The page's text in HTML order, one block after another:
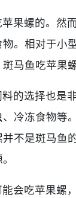
果螺的。然
。相对于小
马鱼吃苹果
的选择也是
冷冻食物等
不是斑马鱼
会吃苹果螺